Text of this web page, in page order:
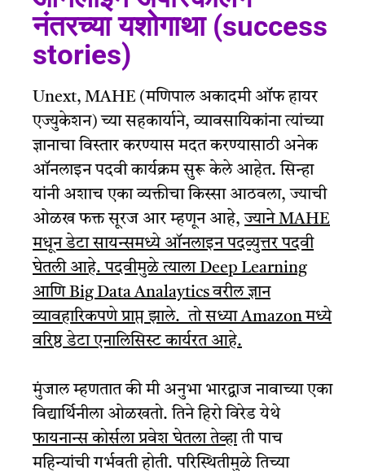
नंतरच्या यशोगाथा (success
stories)
Unext, MAHE (मणिपाल अकादमी ऑफ हायर
एज्युकेशन) च्या सहकार्याने, व्यावसायिकांना त्यांच्या
ज्ञानाचा विस्तार करण्यास मदत करण्यासाठी अनेक
ऑनलाइन पदवी कार्यक्रम सुरू केले आहेत. सिन्हा
यांनी अशाच एका व्यक्तीचा किस्सा आठवला, ज्याची
ओळख फक्त सूरज आर म्हणून आहे,ज्याने MAHE
मधून डेटा सायन्समध्ये ऑनलाइन पदव्युत्तर पदवी
घेतली आहे. पदवीमुळे त्याला Deep Learning
आणि Big Data Analaytics वरील ज्ञान
व्यावहारिकपणे प्राप्त झाले. तो सध्या Amazon मध्ये
वरिष्ठ डेटा एनालिसिस्ट कार्यरत आहे.
मुंजाल म्हणतात की मी अनुभा भारद्वाज नावाच्या एका
विद्यार्थिनीला ओळखतो. तिने हिरो विरेड येथे
फायनान्स कोर्सला प्रवेश घेतला तेव्हाती पाच
महिन्यांची गर्भवती होती. परिस्थितीमुळे तिच्या